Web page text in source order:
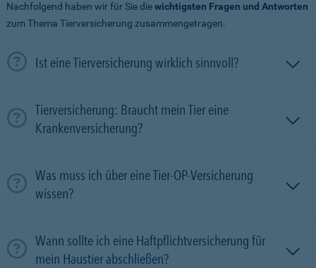
Nachfolgend haben wir für Sie diewichtigsten Fragen und Antworten
zum Thema Tierversicherung zusammengetragen.
Ist eine Tierversicherung wirklich sinnvoll?
Tierversicherung: Braucht mein Tier eine
Krankenversicherung?
Was muss ich über eine Tier-OP-Versicherung
wissen?
Wann sollte ich eine Haftpflichtversicherung für
mein Haustier abschließen?